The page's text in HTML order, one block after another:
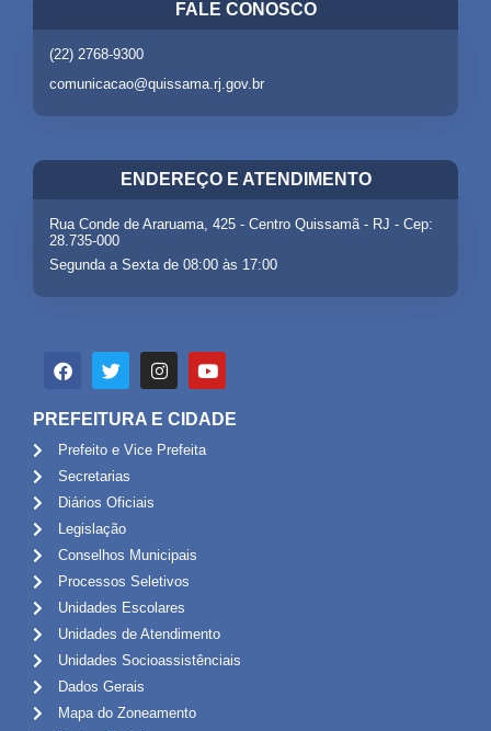
FALE CONOSCO
(22) 2768-9300
comunicacao@quissama.rj.gov.br
ENDEREÇO E ATENDIMENTO
Rua Conde de Araruama, 425 - Centro Quissamã - RJ - Cep:
28.735-000
Segunda a Sexta de 08:00 às 17:00
PREFEITURA E CIDADE
Prefeito e Vice Prefeita
Secretarias
Diários Oficiais
Legislação
Conselhos Municipais
Processos Seletivos
Unidades Escolares
Unidades de Atendimento
Unidades Socioassistênciais
Dados Gerais
Mapa do Zoneamento